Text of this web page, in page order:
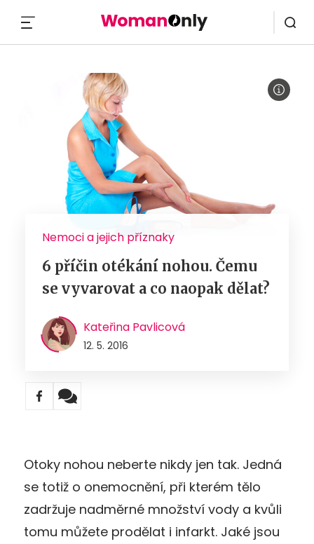
Nemoci a jejich příznaky
6 příčin otékání nohou. Čemu
se vyvarovat a co naopak dělat?
Kateřina Pavlicová
12. 5. 2016
Otoky nohou neberte nikdy jen tak. Jedná
se totiž o onemocnění, při kterém tělo
zadržuje nadměrné množství vody a kvůli
tomu můžete prodělat i infarkt. Jaké jsou